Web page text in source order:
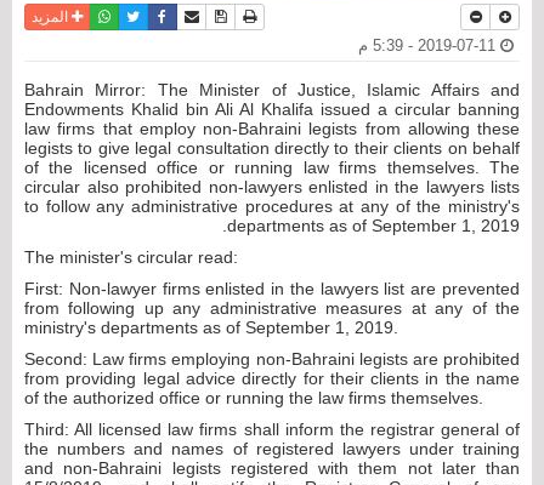
نسخة للطباعة
حفظ الموضوع
أرسل الى صديق
فيسبوكتويترواتسابالمزيد
Bahrain Mirror: The Minister of Justice, Islamic Affairs and
Endowments Khalid bin Ali Al Khalifa issued a circular banning
law firms that employ non-Bahraini legists from allowing these
legists to give legal consultation directly to their clients on behalf
of the licensed office or running law firms themselves. The
circular also prohibited non-lawyers enlisted in the lawyers lists
to follow any administrative procedures at any of the ministry's
departments as of September 1, 2019.
The minister's circular read:
First: Non-lawyer firms enlisted in the lawyers list are prevented
from following up any administrative measures at any of the
ministry's departments as of September 1, 2019.
Second: Law firms employing non-Bahraini legists are prohibited
from providing legal advice directly for their clients in the name
of the authorized office or running the law firms themselves.
Third: All licensed law firms shall inform the registrar general of
the numbers and names of registered lawyers under training
and non-Bahraini legists registered with them not later than